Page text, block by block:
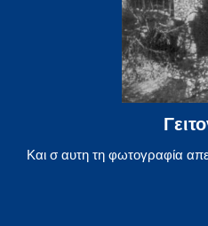
Και σ αυτη τη φωτογραφία